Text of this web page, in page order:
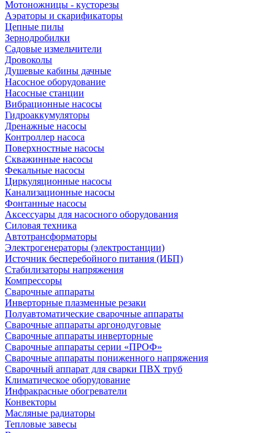
Мотоножницы - кусторезы
Аэраторы и скарификаторы
Цепные пилы
Зернодробилки
Садовые измельчители
Дровоколы
Душевые кабины дачные
Насосное оборудование
Насосные станции
Вибрационные насосы
Гидроаккумуляторы
Дренажные насосы
Контроллер насоса
Поверхностные насосы
Скважинные насосы
Фекальные насосы
Циркуляционные насосы
Канализационные насосы
Фонтанные насосы
Аксессуары для насосного оборудования
Силовая техника
Автотрансформаторы
Электрогенераторы (электростанции)
Источник бесперебойного питания (ИБП)
Стабилизаторы напряжения
Компрессоры
Сварочные аппараты
Инверторные плазменные резаки
Полуавтоматические сварочные аппараты
Сварочные аппараты аргонодуговые
Сварочные аппараты инверторные
Сварочные аппараты серии «ПРОФ»
Сварочные аппараты пониженного напряжения
Сварочный аппарат для сварки ПВХ труб
Климатическое оборудование
Инфракрасные обогреватели
Конвекторы
Масляные радиаторы
Тепловые завесы